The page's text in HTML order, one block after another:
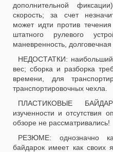
дополнительной
скорость; за счет
может идти против
штатного рулевого
маневренность,
НЕДОСТАТКИ: наибольший
вес; сборка и разборка
времени, для
транспортировочных чехла.
ПЛАСТИКОВЫЕ
изученности и отсутствия
обзоре не рассматривались!
РЕЗЮМЕ: однозначно
байдарок имеет как своих